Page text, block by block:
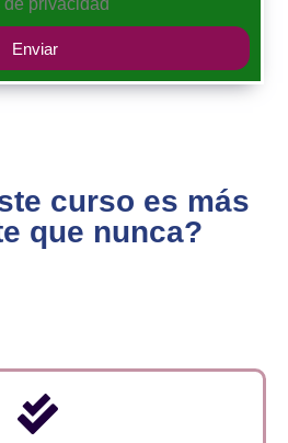
Enviar
curso es más
que nunca?